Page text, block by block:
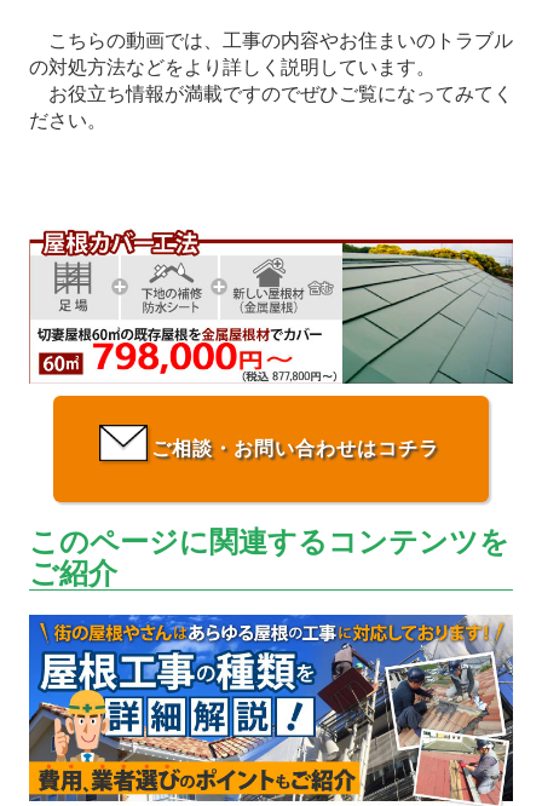
こちらの動画では、工事の内容やお住まいのトラブル
の対処方法などをより詳しく説明しています。
お役立ち情報が満載ですのでぜひご覧になってみてく
ださい。
ご相談・お問い合わせはコチラ
このページに関連するコンテンツを
ご紹介